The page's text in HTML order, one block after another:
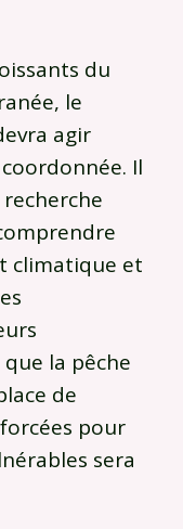
du
le
agir
Il
climatique et
la pêche
de
pour
sera